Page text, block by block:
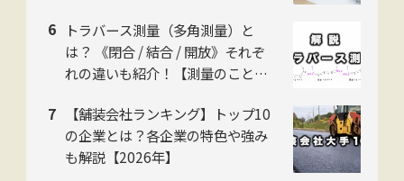
トラバース測量（多角測量）と
は？ 《閉合 / 結合 / 開放》それぞ
れの違いも紹介！【測量のことイ
【舗装会社ランキング】トップ10
の企業とは？各企業の特色や強み
も解説【2026年】